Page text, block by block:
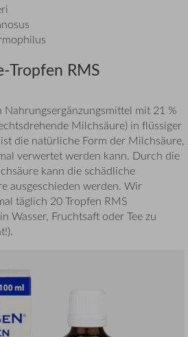
Tropfen RMS
Nahrungsergänzungsmittel mit 21 %
Milchsäure) in flüssiger
die natürliche Form der Milchsäure,
verwertet werden kann. Durch die
kann die schädliche
ausgeschieden werden. Wir
täglich 20 Tropfen RMS
Wasser, Fruchtsaft oder Tee zu